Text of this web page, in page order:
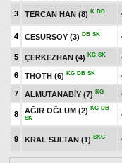
3 TERCAN HAN (8) K DB
4 CESURSOY (3) DB SK
5 ÇERKEZHAN (4) KG SK
6 THOTH (6) KG DB SK
7 ALMUTANABİY (7) KG
8 AĞIR OĞLUM (2) KG DB
SK
9 KRAL SULTAN (1) SKG